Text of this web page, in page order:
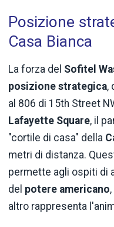
Posizione
Casa Bianca
La forza del Sofitel
posizione strategica,
al 806 di 15th Street
Lafayette Square, il
"cortile di casa" della
metri di distanza.
permette agli ospiti di
del potere americano
altro rappresenta